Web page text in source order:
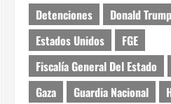
Detenciones
Donald Trump
Estados Unidos
FGE
Fiscalía General Del Estado
Gaza
Guardia Nacional